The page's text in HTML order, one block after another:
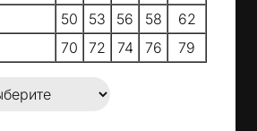
50 53 56 58
62
70 72 74 76 79